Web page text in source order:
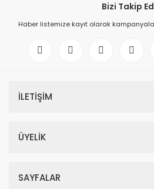
Bizi Takip
Haber listemize kayıt olarak
İLETİŞİM
ÜYELİK
SAYFALAR